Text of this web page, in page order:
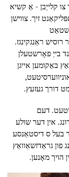
צו קלייַבן - אַ קשיא
זיך. צווישן
שטאַט
ראַנגקינגז.
בייַ פאָרשטעלן
באַקומען אייגן
דורך געזעץ.
דעם
אין דער שולע
אין דער בעל ס דיסטאַנסע
גראַדזשאַוואַץ
הויך מאָנען.